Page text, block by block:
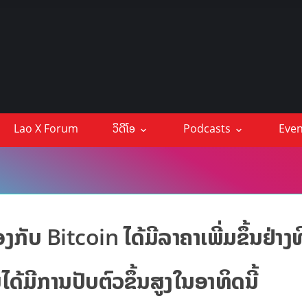
Lao X Forum ວິດີໂອ Podcasts
ກັບ Bitcoin ໄດ້ມີລາຄາເພີ່ມຂຶ້ນຢ່າງ
ດ້ມີການປັບຕົວຂຶ້ນສູງໃນອາທິດນີ້